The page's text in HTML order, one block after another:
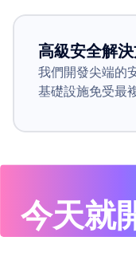
高級安全解
我們開發尖端的
基礎設施免受最
今天就